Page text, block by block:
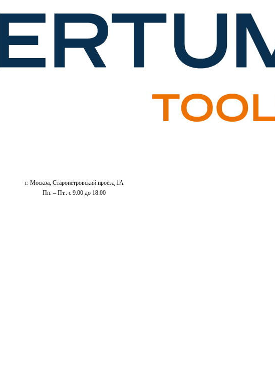
г. Москва, Старопетровский проезд 1А
Пн. – Пт.: с 9:00 до 18:00